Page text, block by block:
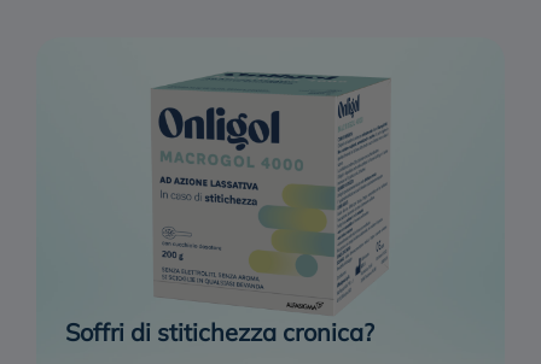
Soffri di stitichezza cronica?